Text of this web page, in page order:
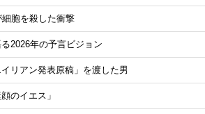
胞を殺した衝撃
2026年の予言ビジョン
リアン発表原稿」を渡した男
のイエス」